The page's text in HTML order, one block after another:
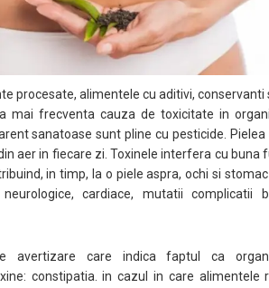
procesate, alimentele cu aditivi, conservanti
mai frecventa cauza de toxicitate in
sanatoase sunt pline cu pesticide. Pielea
aer in fiecare zi. Toxinele interfera cu buna
in timp, la o piele aspra, ochi si
cardiace, mutatii complicatii
avertizare care indica faptul ca
constipatia. in cazul in care alimentele